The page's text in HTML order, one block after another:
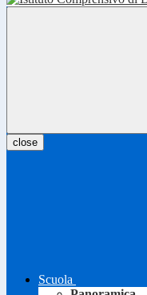
close
Scuola